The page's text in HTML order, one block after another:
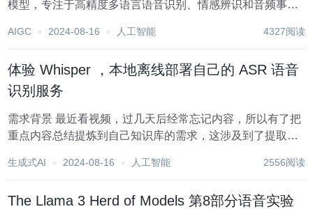
模型，专注于高精度多语言语音识别、情感辨识和音频事件
和粤语上的识别效果优于Whisper模型，提升了50%以上。
AIGC 2024-08-16 人工智能 4327阅读
体验 Whisper ，本地离线部署自己的 ASR 语音
识别服务
需求背景 最近看视频，过几天后经常忘记内容，所以有了把
重点内容总结提炼到自己知识库的需求，这涉及到了提取视
数据，可以使用格式工厂或 FFmpeg 等工具， FFmpeg 可以
生成式AI 2024-08-16 人工智能 2556阅读
The Llama 3 Herd of Models 第8部分语音实验